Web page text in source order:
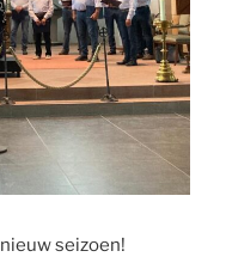
seizoen!